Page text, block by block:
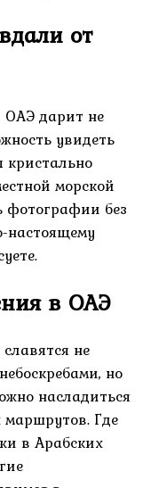
от
дарит не
увидеть
кристально
морской
фотографии без
настоящему
в ОАЭ
не
но
насладиться
Где
в Арабских